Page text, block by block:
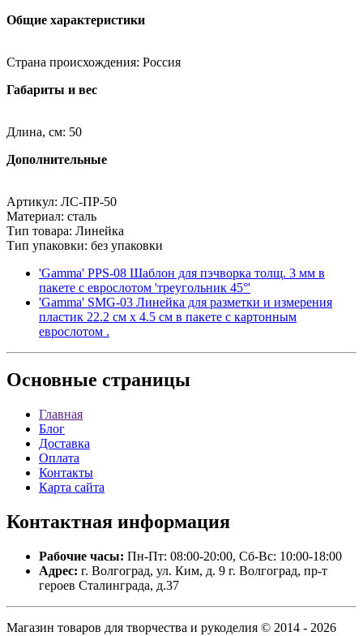
Общие характеристики
Страна происхождения: Россия
Габариты и вес
Длина, см: 50
Дополнительные
Артикул: ЛС-ПР-50
Материал: сталь
Тип товара: Линейка
Тип упаковки: без упаковки
'Gamma' PPS-08 Шаблон для пэчворка толщ. 3 мм в
пакете с еврослотом 'треугольник 45°'
'Gamma' SMG-03 Линейка для разметки и измерения
пластик 22.2 см х 4.5 см в пакете с картонным
еврослотом .
Основные страницы
Главная
Блог
Доставка
Оплата
Контакты
Карта сайта
Контактная информация
Рабочие часы: Пн-Пт: 08:00-20:00, Сб-Вс: 10:00-18:00
Адрес: г. Волгоград, ул. Ким, д. 9 г. Волгоград, пр-т
героев Сталинграда, д.37
Магазин товаров для творчества и рукоделия © 2014 - 2026